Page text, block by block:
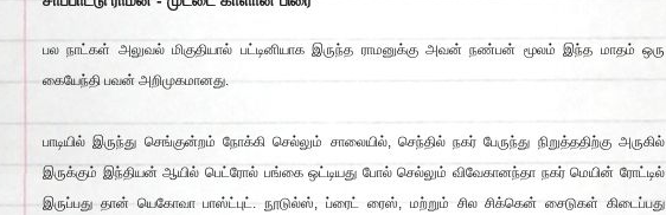
பல நாட்கள் அலுவல் மிகுதியால் பட்டினியாக இருந்த ராமனுக்கு அவன் நண்பன் மூலம் இந்த மாதம் ஒரு
கையேந்தி பவன் அறிமுகமானது.
பாடியில் இருந்து செங்குன்றம் நோக்கி செல்லும் சாலையில், செந்தில் நகர் பேருந்து நிறுத்ததிற்கு அருகில்
இருக்கும் இந்தியன் ஆயில் பெட்ரோல் பங்கை ஒட்டியது போல் செல்லும் விவேகானந்தா நகர் மெயின் ரோட்டில்
இருப்பது தான் யெகோவா பாஸ்ட்புட். நூடுல்ஸ், ப்ரைட் ரைஸ், மற்றும் சில சிக்கென் சைடுகள் கிடைப்பது